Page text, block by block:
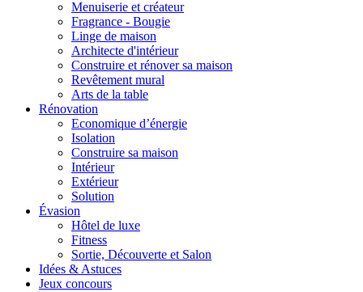
Menuiserie et créateur
Fragrance - Bougie
Linge de maison
Architecte d'intérieur
Construire et rénover sa maison
Revêtement mural
Arts de la table
Rénovation
Economique d’énergie
Isolation
Construire sa maison
Intérieur
Extérieur
Solution
Évasion
Hôtel de luxe
Fitness
Sortie, Découverte et Salon
Idées & Astuces
Jeux concours